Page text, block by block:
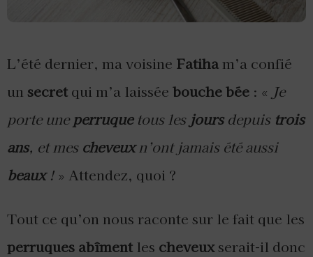
L’été dernier, ma voisine Fatiha m’a confié
un secret qui m’a laissée bouche bée : « Je
porte uneperruquetous les joursdepuis trois
ans, et mes cheveuxn’ont jamais été aussi
beaux! » Attendez, quoi ?
Tout ce qu’on nous raconte sur le fait que les
perruques abîment les cheveuxserait-il donc